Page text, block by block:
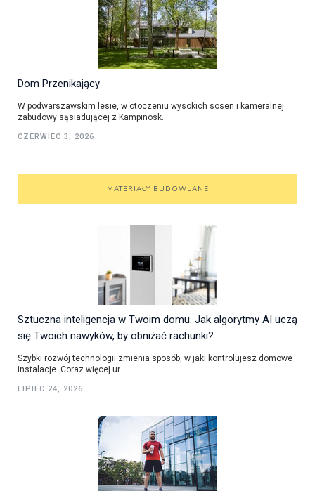
Dom Przenikający
W podwarszawskim lesie, w otoczeniu wysokich sosen i kameralnej
zabudowy sąsiadującej z Kampinosk...
CZERWIEC 3, 2026
MATERIAŁY BUDOWLANE
Sztuczna inteligencja w Twoim domu. Jak algorytmy AI uczą
się Twoich nawyków, by obniżać rachunki?
Szybki rozwój technologii zmienia sposób, w jaki kontrolujesz domowe
instalacje. Coraz więcej ur...
LIPIEC 24, 2026